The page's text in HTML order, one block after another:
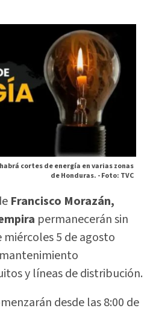
cortes de energía en varias zonas
de Honduras. -Foto: TVC
Francisco Morazán,
permanecerán sin
5 de agosto
y líneas de distribución.
desde las 8:00 de